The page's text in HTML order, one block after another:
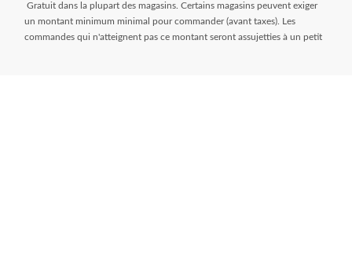
Gratuit dans la plupart des magasins. Certains magasins peuvent exiger
un montant minimum minimal pour commander (avant taxes). Les
commandes qui n'atteignent pas ce montant seront assujetties à un petit